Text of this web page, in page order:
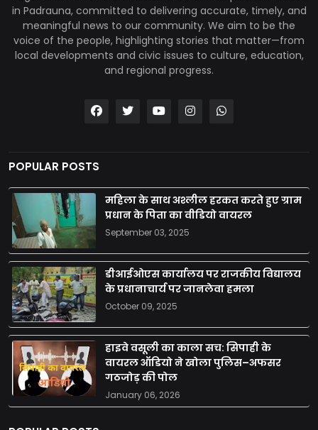
in Padrauna, committed to delivering accurate, timely, and
meaningful news to our community. We aim to be the
voice of the people, highlighting stories that matter—from
local developments and civic issues to culture, education,
and regional progress.
POPULAR POSTS
महिला के साथ अश्लील हरकत करते हुए ग्राम
प्रधान के पिता का वीडियो वायरल
September 03, 2025
डीआईओएस कार्यालय पर राजकीय विद्यालय
के प्रधानाचार्य पर जानलेवा हमला
October 09, 2025
हाइवे वसूली का काला सच: सिपाही के
वायरल ऑडियो ने खोला पुलिस–अफसर
गठजोड़ की पोल
January 06, 2026